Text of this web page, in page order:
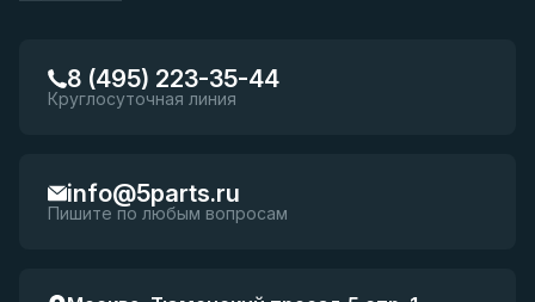
8 (495) 223-35-44
Круглосуточная линия
info@5parts.ru
Пишите по любым вопросам